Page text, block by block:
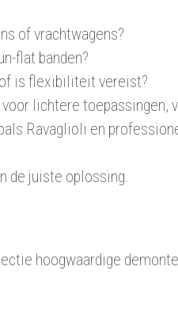
of vrachtwagens?
flat banden?
is flexibiliteit vereist?
lichtere toepassingen,
Ravaglioli en
de juiste oplossing.
hoogwaardige